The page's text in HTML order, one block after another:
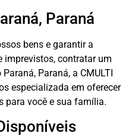
Paraná
bens e garantir a
imprevistos, contratar um
Paraná, a CMULTI
especializada em oferecer
para você e sua família.